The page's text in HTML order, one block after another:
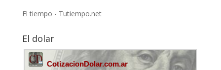
El tiempo - Tutiempo.net
El dolar